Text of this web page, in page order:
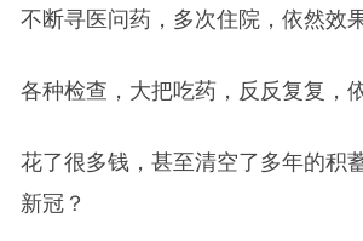
不断寻医问药，多次住院，依然效
各种检查，大把吃药，反反复复，
花了很多钱，甚至清空了多年的积
新冠？